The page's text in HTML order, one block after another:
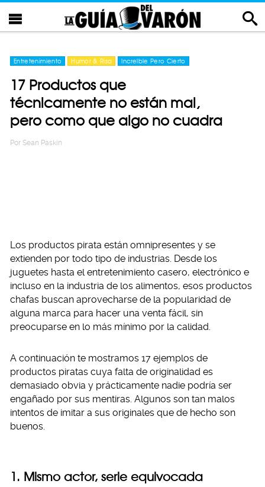
Entretenimiento Humor & Risa Increíble Pero Cierto
17 Productos que
técnicamente no están mal,
pero como que algo no cuadra
Por Sean Paskin
Los productos pirata están omnipresentes y se
extienden por todo tipo de industrias. Desde los
juguetes hasta el entretenimiento casero, electrónico e
incluso en la industria de los alimentos, esos productos
chafas buscan aprovecharse de la popularidad de
alguna marca para hacer una venta fácil, sin
preocuparse en lo más mínimo por la calidad.
A continuación te mostramos 17 ejemplos de
productos piratas cuya falta de originalidad es
demasiado obvia y prácticamente nadie podría ser
engañado por sus mentiras. Algunos son tan malos
intentos de imitar a sus originales que de hecho son
buenos.
1. Mismo actor, serie equivocada